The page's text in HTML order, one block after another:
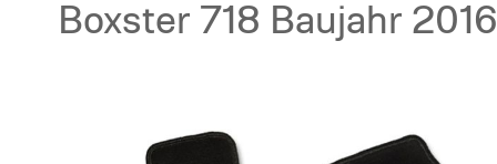
Boxster 718 Baujahr